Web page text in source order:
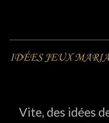
IDÉES JEUX
Vite, des idées